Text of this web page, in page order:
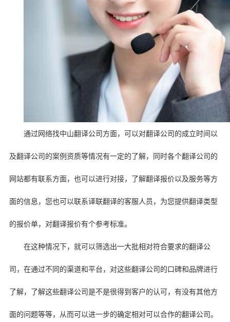
通过网络找中山翻译公司方面，可以对翻译公司的成立时间以
及翻译公司的案例资质等情况有一定的了解，同时各个翻译公司的
网站都有联系方面，也可以进行对接，了解翻译报价以及服务等方
面的信息，您也可以联系译联翻译的客服人员，为您提供翻译类型
的报价单，对翻译报价有个参考标准。
在这种情况下，就可以筛选出一大批相对符合要求的翻译公
司，在通过不同的渠道和平台，对这些翻译公司的口碑和品牌进行
了解，了解这些翻译公司是不是很得到客户的认可，有没有其他方
面的问题等等，从而可以进一步的确定相对可以合作的翻译公司。